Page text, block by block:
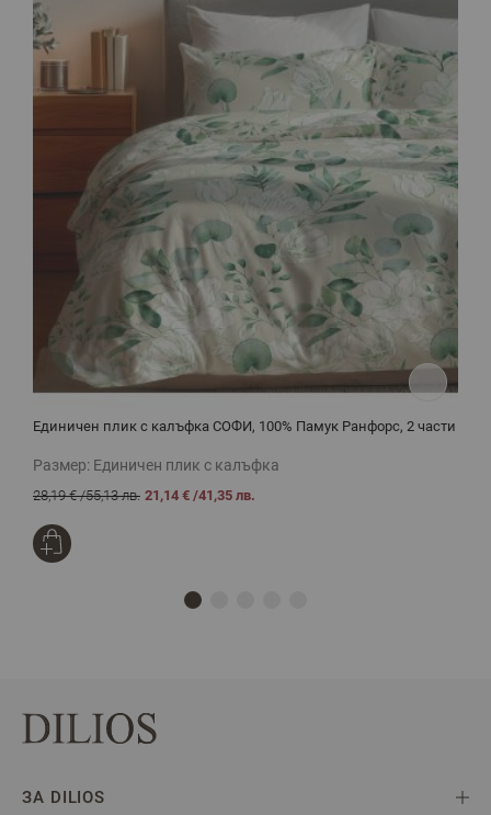
Единичен плик с калъфка СОФИ, 100% Памук Ранфорс, 2 части
Размер: Единичен плик с калъфка
28,19 €/55,13 лв. 21,14 € /41,35 лв.
ЗА DILIOS